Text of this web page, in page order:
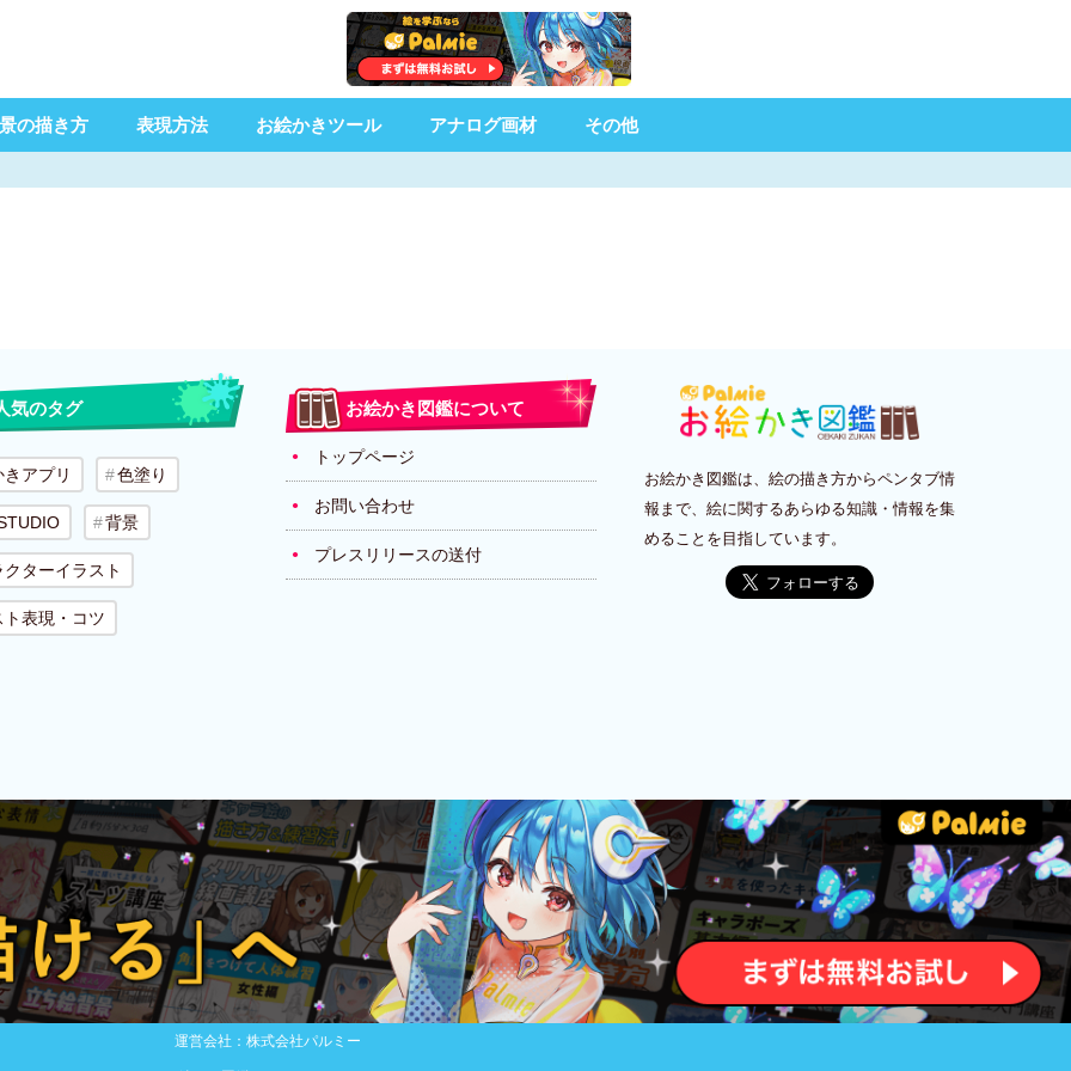
の描き方 表現方法 お絵かきツール アナログ画材 その他
気のタグ
アプリ 色塗り
背景
ターイラスト
ト表現・コツ
お絵かき図鑑について
トップページ
お問い合わせ
プレスリリースの送付
お絵かき図鑑は、絵の描き方からペンタブ情
報まで、絵に関するあらゆる知識・情報を集
めることを目指しています。
運営会社：株式会社パルミー